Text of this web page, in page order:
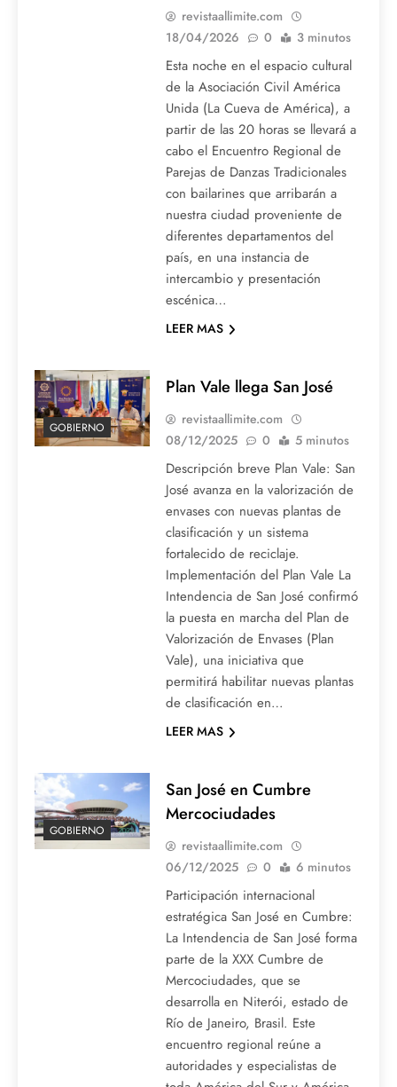
revistaallimite.com
18/04/2026
0 3 minutos
Esta noche en el espacio cultural
de la Asociación Civil América
Unida (La Cueva de América), a
partir de las 20 horas se llevará a
cabo el Encuentro Regional de
Parejas de Danzas Tradicionales
con bailarines que arribarán a
nuestra ciudad proveniente de
diferentes departamentos del
país, en una instancia de
intercambio y presentación
escénica…
LEER MAS
GOBIERNO
Plan Vale llega San José
revistaallimite.com
08/12/2025
0 5 minutos
Descripción breve Plan Vale: San
José avanza en la valorización de
envases con nuevas plantas de
clasificación y un sistema
fortalecido de reciclaje.
Implementación del Plan Vale La
Intendencia de San José confirmó
la puesta en marcha del Plan de
Valorización de Envases (Plan
Vale), una iniciativa que
permitirá habilitar nuevas plantas
de clasificación en…
LEER MAS
GOBIERNO
San José en Cumbre
Mercociudades
revistaallimite.com
06/12/2025
0 6 minutos
Participación internacional
estratégica San José en Cumbre:
La Intendencia de San José forma
parte de la XXX Cumbre de
Mercociudades, que se
desarrolla en Niterói, estado de
Río de Janeiro, Brasil. Este
encuentro regional reúne a
autoridades y especialistas de